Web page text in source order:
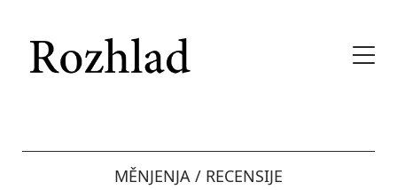
MĚNJENJA / RECENSIJE